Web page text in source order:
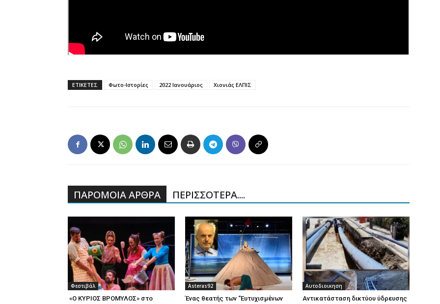
ΕΤΙΚΕΤΕΣ Φωτο-Ιστορίες 2022 Ιανουάριος Χιονιάς ΕΛΠΙΣ
ΠΑΡΟΜΟΙΑ ΑΡΘΡΑ ΠΕΡΙΣΣΟΤΕΡΑ....
Φεστιβάλ
«Ο ΚΥΡΙΟΣ ΒΡΟΜΥΛΟΣ» στο
Asteras92
Ένας θεατής των “Ευτυχισμένων
Αυτοδιοικηση
Aντικατάσταση δικτύου ύδρευσης